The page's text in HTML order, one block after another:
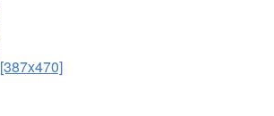
[387x470]